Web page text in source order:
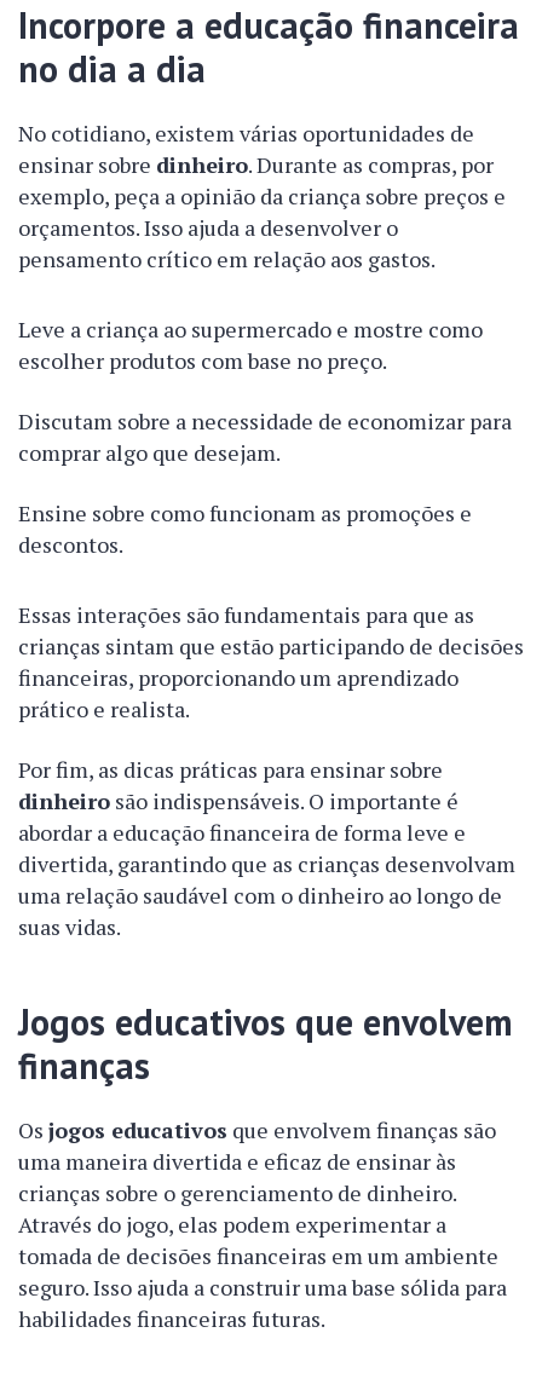
Incorpore a educação financeira
no dia a dia
No cotidiano, existem várias oportunidades de
ensinar sobre dinheiro. Durante as compras, por
exemplo, peça a opinião da criança sobre preços e
orçamentos. Isso ajuda a desenvolver o
pensamento crítico em relação aos gastos.
Leve a criança ao supermercado e mostre como
escolher produtos com base no preço.
Discutam sobre a necessidade de economizar para
comprar algo que desejam.
Ensine sobre como funcionam as promoções e
descontos.
Essas interações são fundamentais para que as
crianças sintam que estão participando de decisões
financeiras, proporcionando um aprendizado
prático e realista.
Por fim, as dicas práticas para ensinar sobre
dinheiro são indispensáveis. O importante é
abordar a educação financeira de forma leve e
divertida, garantindo que as crianças desenvolvam
uma relação saudável com o dinheiro ao longo de
suas vidas.
Jogos educativos que envolvem
finanças
Os jogos educativos que envolvem finanças são
uma maneira divertida e eficaz de ensinar às
crianças sobre o gerenciamento de dinheiro.
Através do jogo, elas podem experimentar a
tomada de decisões financeiras em um ambiente
seguro. Isso ajuda a construir uma base sólida para
habilidades financeiras futuras.